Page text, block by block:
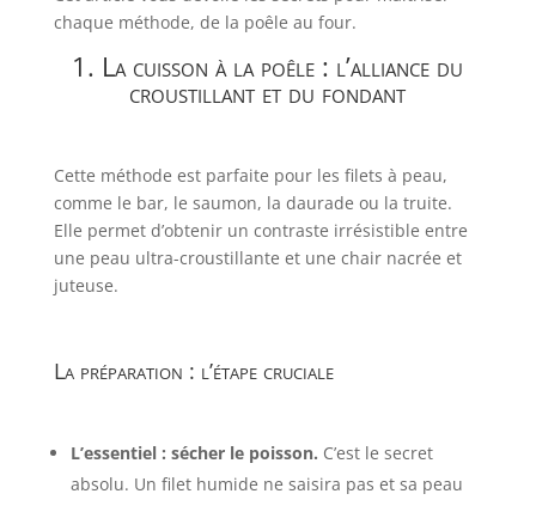
chaque méthode, de la poêle au four.
1. La cuisson à la poêle : l’alliance du
croustillant et du fondant
Cette méthode est parfaite pour les filets à peau,
comme le bar, le saumon, la daurade ou la truite.
Elle permet d’obtenir un contraste irrésistible entre
une peau ultra-croustillante et une chair nacrée et
juteuse.
La préparation : l’étape cruciale
L’essentiel : sécher le poisson. C’est le secret
absolu. Un filet humide ne saisira pas et sa peau